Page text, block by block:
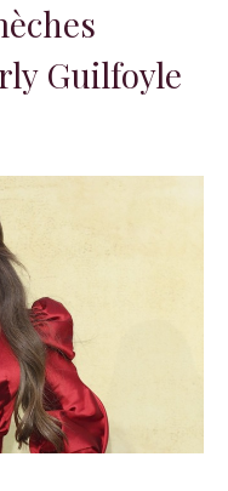
Guilfoyle